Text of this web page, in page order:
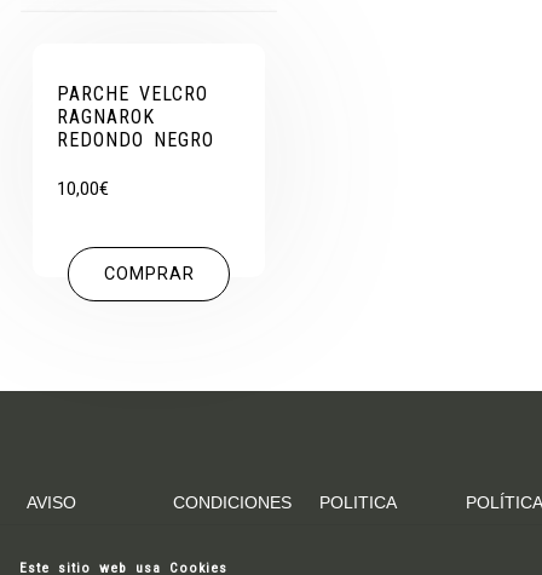
PARCHE VELCRO
RAGNAROK
REDONDO NEGRO
10,00€
COMPRAR
AVISO
CONDICIONES
COMPRA
POLITICA
POLÍTICA
Este sitio web usa Cookies